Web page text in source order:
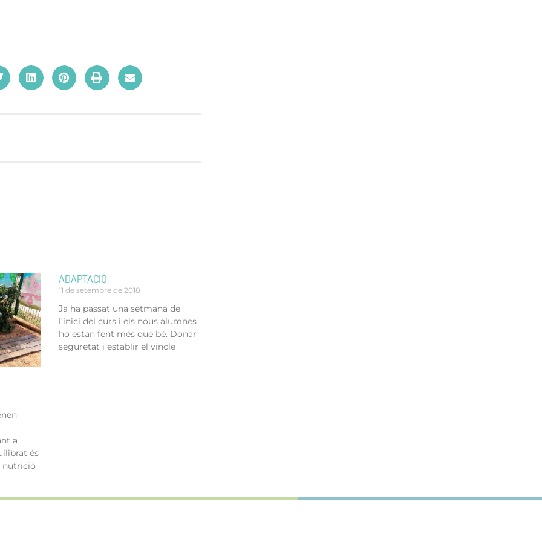
a
és
nutrició
ADAPTACIÓ
11 de setembre de 2018
Ja ha passat una setmana de
l’inici del curs i els nous alumnes
ho estan fent més que bé. Donar
seguretat i establir el vincle